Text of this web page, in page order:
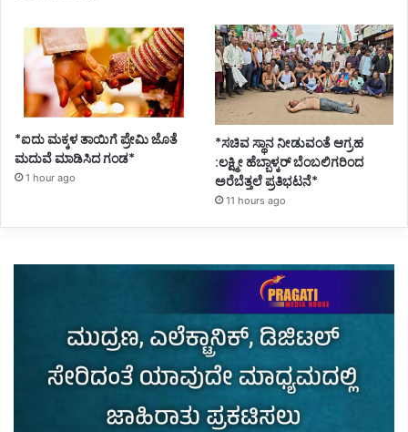
*ಐದು ಮಕ್ಕಳ ತಾಯಿಗೆ ಪ್ರೇಮಿ ಜೊತೆ
ಮದುವೆ ಮಾಡಿಸಿದ ಗಂಡ*
1 hour ago
*ಸಚಿವ ಸ್ಥಾನ ನೀಡುವಂತೆ ಆಗ್ರಹ
:ಲಕ್ಷ್ಮೀ ಹೆಬ್ಬಾಳ್ಕರ್ ಬೆಂಬಲಿಗರಿಂದ
ಅರೆಬೆತ್ತಲೆ ಪ್ರತಿಭಟನೆ*
11 hours ago